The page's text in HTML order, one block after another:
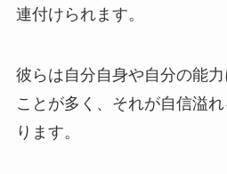
連付けられます。
彼らは自分自身や自分の能
ことが多く、それが自信溢
ります。